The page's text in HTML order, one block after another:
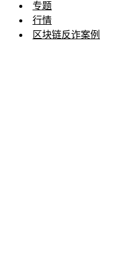
专题
行情
区块链反诈案例